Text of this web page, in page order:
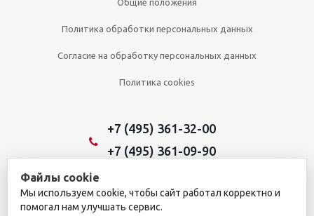
Общие положения
Политика обработки персональных данных
Согласие на обработку персональных данных
Политика cookies
+7 (495) 361-32-00
+7 (495) 361-09-90
2026 © Уникальный интернет-магазин
Файлы cookie
Мы используем cookie, чтобы сайт работал корректно и
помогал нам улучшать сервис.